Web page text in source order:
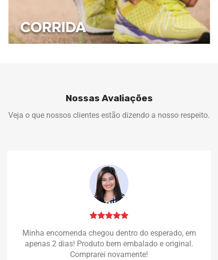
Nossas Avaliações
Veja o que nossos clientes estão dizendo a nosso respeito.
Minha encomenda chegou dentro do esperado, em
apenas 2 dias! Produto bem embalado e original.
Comprarei novamente!